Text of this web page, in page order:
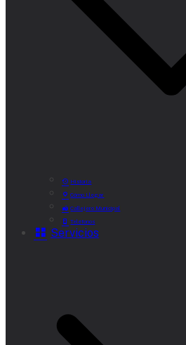
Historia
Cómo Llegar
Callejero Municipal
Teléfonos
Servicios